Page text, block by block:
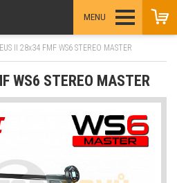
MENU
II 28x34 FMF WS6 STEREO MASTER
WS6 STEREO MASTER